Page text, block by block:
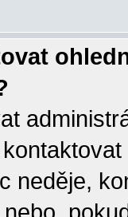
neděje,